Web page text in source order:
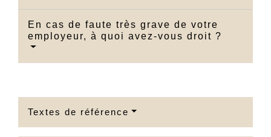
En cas de faute très grave de votre
employeur, à quoi avez-vous droit ?
Textes de référence